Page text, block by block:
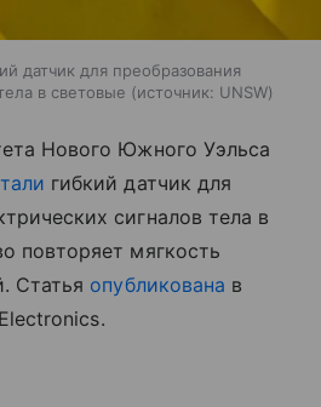
датчик для преобразования
в световые
источник: UNSW
Нового Южного Уэльса
гибкий датчик для
сигналов тела в
повторяет мягкость
Статья опубликована в